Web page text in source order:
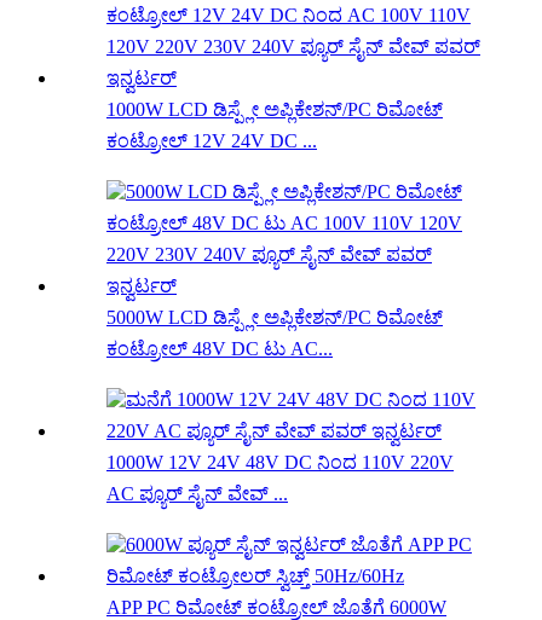
1000W LCD ಡಿಸ್ಪ್ಲೇ ಅಪ್ಲಿಕೇಶನ್/PC ರಿಮೋಟ್
ಕಂಟ್ರೋಲ್ 12V 24V DC ...
5000W LCD ಡಿಸ್ಪ್ಲೇ ಅಪ್ಲಿಕೇಶನ್/PC ರಿಮೋಟ್
ಕಂಟ್ರೋಲ್ 48V DC ಟು AC...
1000W 12V 24V 48V DC ನಿಂದ 110V 220V
AC ಪ್ಯೂರ್ ಸೈನ್ ವೇವ್ ...
APP PC ರಿಮೋಟ್ ಕಂಟ್ರೋಲ್ ಜೊತೆಗೆ 6000W